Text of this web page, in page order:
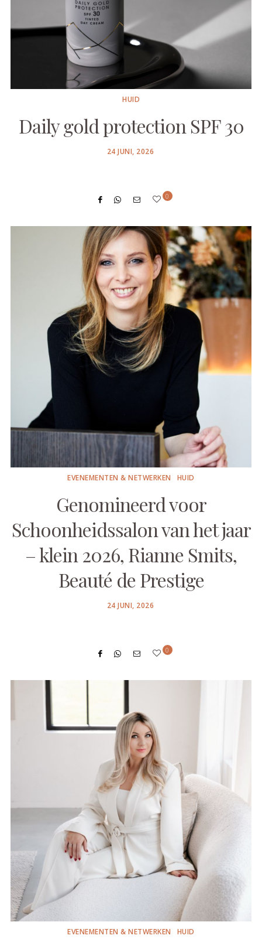
HUID
Daily gold protection SPF 30
POSTED
24 JUNI, 2026
0
EVENEMENTEN & NETWERKEN HUID
Genomineerd voor
Schoonheidssalon van het jaar
– klein 2026, Rianne Smits,
Beauté de Prestige
POSTED
24 JUNI, 2026
0
EVENEMENTEN & NETWERKEN HUID